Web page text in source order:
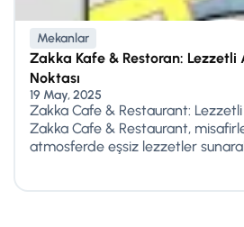
Mekanlar
Zakka Kafe & Restoran: Lezzetli
Noktası
19 May, 2025
Zakka Cafe & Restaurant:
Zakka Cafe & Restaurant,
atmosferde eşsiz lezzetler